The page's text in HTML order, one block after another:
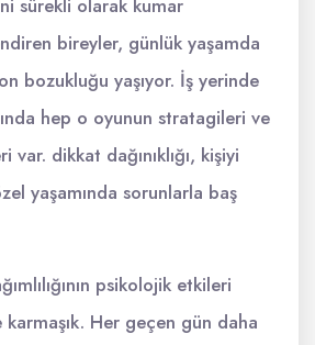
sürekli olarak kumar
bireyler, günlük yaşamda
bozukluğu yaşıyor. İş yerinde
hep o oyunun stratagileri ve
var. dikkat dağınıklığı, kişiyi
yaşamında sorunlarla baş
psikolojik etkileri
Her geçen gün daha